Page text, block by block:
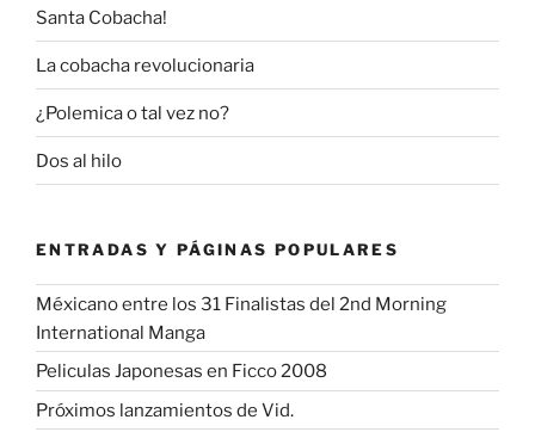
Santa Cobacha!
La cobacha revolucionaria
¿Polemica o tal vez no?
Dos al hilo
ENTRADAS Y PÁGINAS POPULARES
Méxicano entre los 31 Finalistas del 2nd Morning
International Manga
Peliculas Japonesas en Ficco 2008
Próximos lanzamientos de Vid.